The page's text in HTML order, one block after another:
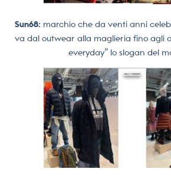
Sun68: marchio che da venti anni
va dal outwear alla maglieria fino agli
everyday” lo slogan del